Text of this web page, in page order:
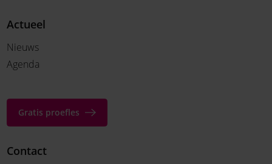
Actueel
Nieuws
Agenda
Gratis proefles
Contact